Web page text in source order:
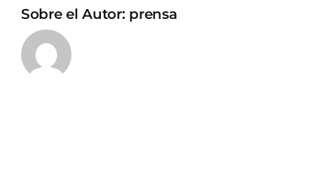
Sobre el Autor: prensa